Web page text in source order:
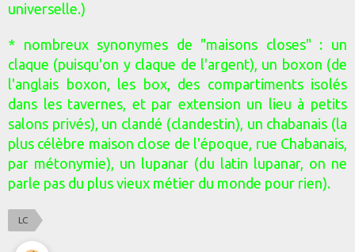
universelle.)
* nombreux synonymes de "maisons closes" : un
claque (puisqu'on y claque de l'argent), un boxon (de
l'anglais boxon, les box, des compartiments isolés
dans les tavernes, et par extension un lieu à petits
salons privés), un clandé (clandestin), un chabanais (la
plus célèbre maison close de l'époque, rue Chabanais,
par métonymie), un lupanar (du latin lupanar, on ne
parle pas du plus vieux métier du monde pour rien).
LC